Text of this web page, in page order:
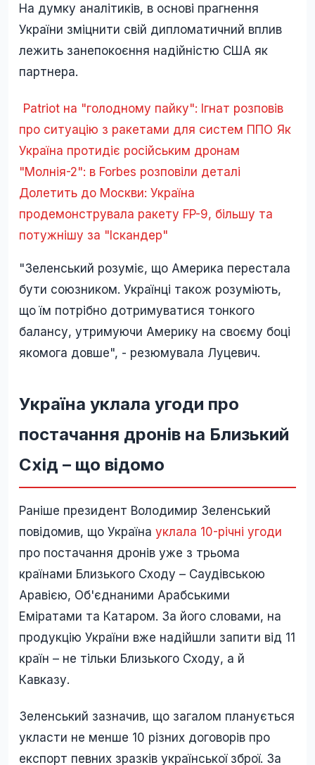
На думку аналітиків, в основі прагнення
України зміцнити свій дипломатичний вплив
лежить занепокоєння надійністю США як
партнера.
Patriot на "голодному пайку": Ігнат розповів
про ситуацію з ракетами для систем ППО Як
Україна протидіє російським дронам
"Молнія-2": в Forbes розповіли деталі
Долетить до Москви: Україна
продемонструвала ракету FP-9, більшу та
потужнішу за "Іскандер"
"Зеленський розуміє, що Америка перестала
бути союзником. Українці також розуміють,
що їм потрібно дотримуватися тонкого
балансу, утримуючи Америку на своєму боці
якомога довше", - резюмувала Луцевич.
Україна уклала угоди про
постачання дронів на Близький
Схід – що відомо
Раніше президент Володимир Зеленський
повідомив, що Україна уклала 10-річні угоди
про постачання дронів уже з трьома
країнами Близького Сходу – Саудівською
Аравією, Об'єднаними Арабськими
Еміратами та Катаром. За його словами, на
продукцію України вже надійшли запити від 11
країн – не тільки Близького Сходу, а й
Кавказу.
Зеленський зазначив, що загалом планується
укласти не менше 10 різних договорів про
експорт певних зразків української зброї. За